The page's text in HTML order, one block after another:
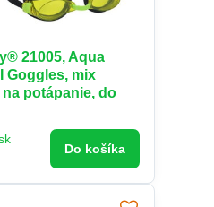
21005, Aqua
Goggles, mix
potápanie, do
Do košíka